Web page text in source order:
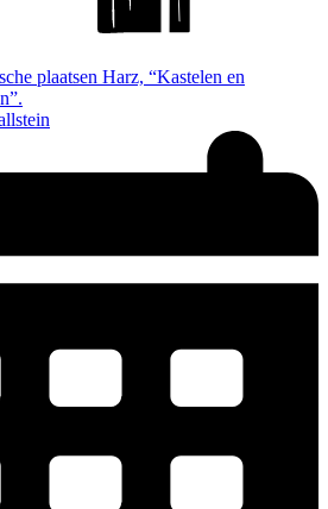
plaatsen Harz, “Kastelen en